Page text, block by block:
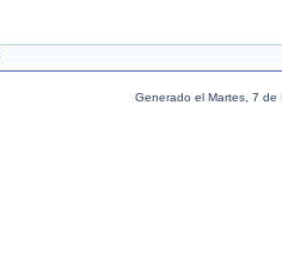
Generado el Martes, 7